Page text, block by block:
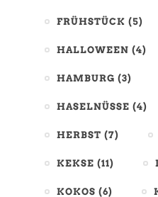
FRÜHSTÜCK (5)
HALLOWEEN (4)
HAMBURG (3)
HASELNÜSSE (4)
HERBST (7)
KEKSE (11)
KOKOS (6)